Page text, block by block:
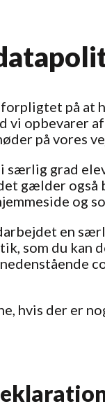
forpligtet på at
vi opbevarer
på vores
særlig grad
gælder også
og
en
som du kan
hvis der er